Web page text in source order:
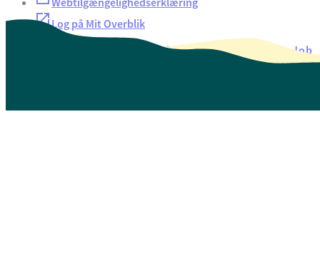
Log på Mit Overblik
Oversigt over selvbetjeningJob